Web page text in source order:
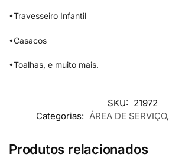
•Travesseiro Infantil
•Casacos
•Toalhas, e muito mais.
SKU: 21972
Categorias: ÁREA DE SERVIÇO,
Produtos relacionados